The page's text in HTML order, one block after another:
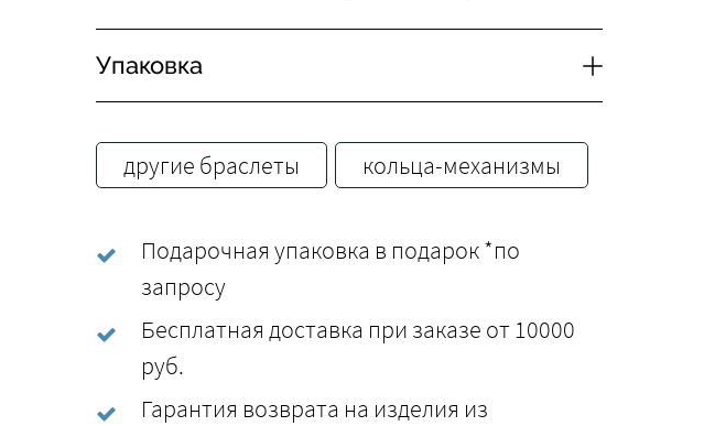
Упаковка
другие браслеты кольца-механизмы
Подарочная упаковка в подарок *по
запросу
Бесплатная доставка при заказе от 10000
руб.
Гарантия возврата на изделия из